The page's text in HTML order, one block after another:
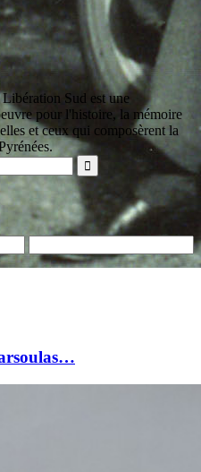
Sud est une
pour l'histoire, la mémoire
et ceux qui composèrent la